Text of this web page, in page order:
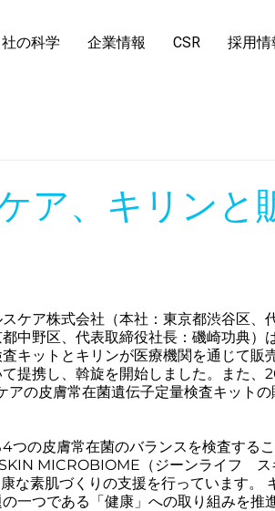
の科学 企業情報 CSR 採用情
ア、キリンと
ケア株式会社（本社：東京都渋谷区、
中野区、代表取締役社長：磯崎功典）
キットとキリンが医療機関を通じて販
提携し、斡旋を開始しました。また、
の皮膚常在菌遺伝子定量検査キットの
つの皮膚常在菌のバランスを検査する
MICROBIOME（ジーンライフ　ス
な素肌づくりの支援を行っています。
一つである「健康」への取り組みを推